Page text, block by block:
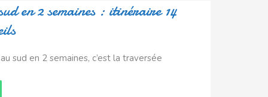
en 2 semaines : itinéraire 14
sud en 2 semaines, c’est la traversée